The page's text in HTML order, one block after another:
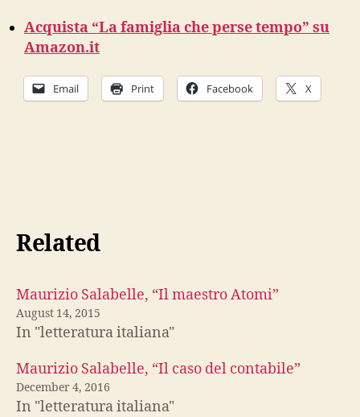
Acquista “La famiglia che perse tempo” su
Amazon.it
Email Print Facebook X
Related
Maurizio Salabelle, “Il maestro Atomi”
August 14, 2015
In "letteratura italiana"
Maurizio Salabelle, “Il caso del contabile”
December 4, 2016
In "letteratura italiana"